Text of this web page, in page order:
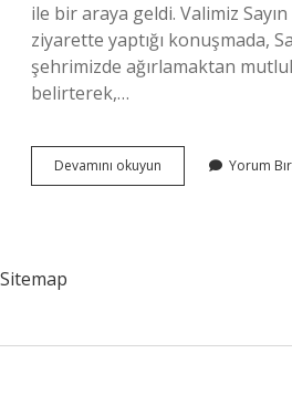
ile bir araya geldi. Valimiz
ziyarette yaptığı konuşmada,
şehrimizde ağırlamaktan
belirterek,…
Devamını okuyun
Yılmaz
Yorum
Sitemap